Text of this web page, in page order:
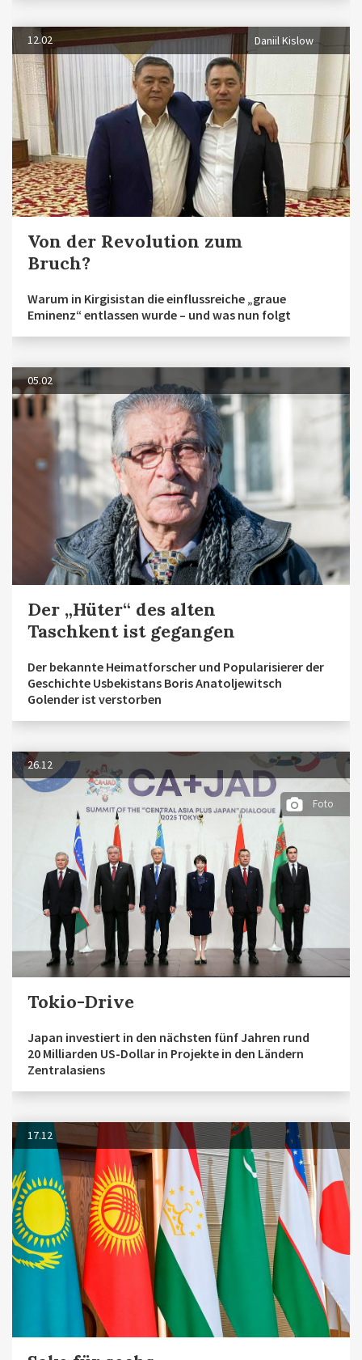
12.02 Daniil Kislow
Von der Revolution zum
Bruch?
Warum in Kirgisistan die einflussreiche „graue
Eminenz“ entlassen wurde – und was nun folgt
05.02
Der „Hüter“ des alten
Taschkent ist gegangen
Der bekannte Heimatforscher und Popularisierer der
Geschichte Usbekistans Boris Anatoljewitsch
Golender ist verstorben
26.12
Foto
Tokio-Drive
Japan investiert in den nächsten fünf Jahren rund
20 Milliarden US-Dollar in Projekte in den Ländern
Zentralasiens
17.12